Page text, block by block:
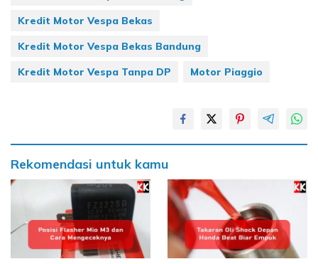
Kredit Motor Vespa Bekas
Kredit Motor Vespa Bekas Bandung
Kredit Motor Vespa Tanpa DP
Motor Piaggio
Rekomendasi untuk kamu